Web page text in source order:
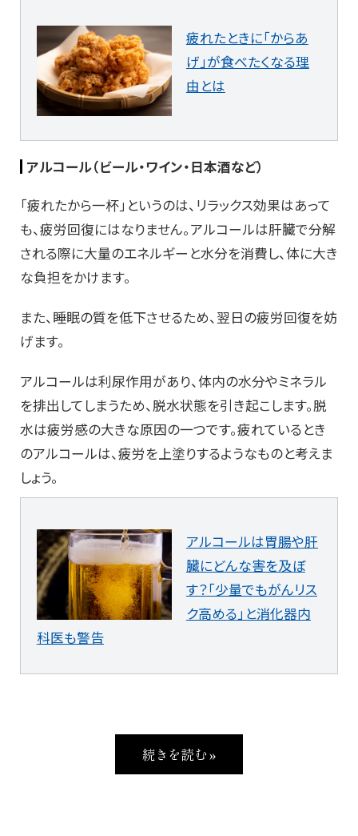
疲れたときに「からあ
げ」が食べたくなる理
由とは
アルコール（ビール・ワイン・日本酒など）
「疲れたから一杯」というのは、リラックス効果はあって
も、疲労回復にはなりません。アルコールは肝臓で分解
される際に大量のエネルギーと水分を消費し、体に大き
な負担をかけます。
また、睡眠の質を低下させるため、翌日の疲労回復を妨
げます。
アルコールは利尿作用があり、体内の水分やミネラル
を排出してしまうため、脱水状態を引き起こします。脱
水は疲労感の大きな原因の一つです。疲れているとき
のアルコールは、疲労を上塗りするようなものと考えま
しょう。
アルコールは胃腸や肝
臓にどんな害を及ぼ
す？「少量でもがんリス
ク高める」と消化器内
科医も警告
続きを読む »